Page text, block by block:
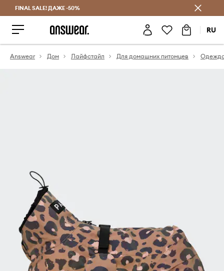
FINAL SALE! ДАЖЕ -50%
RU
Answear Дом Лайфстайл Для домашних питомцев